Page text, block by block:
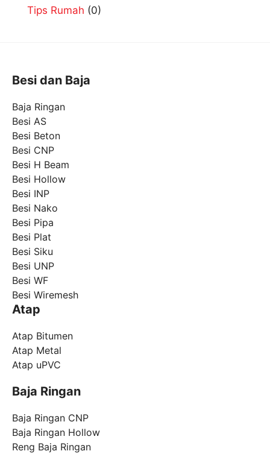
Tips Rumah (0)
Besi dan Baja
Baja Ringan
Besi AS
Besi Beton
Besi CNP
Besi H Beam
Besi Hollow
Besi INP
Besi Nako
Besi Pipa
Besi Plat
Besi Siku
Besi UNP
Besi WF
Besi Wiremesh
Atap
Atap Bitumen
Atap Metal
Atap uPVC
Baja Ringan
Baja Ringan CNP
Baja Ringan Hollow
Reng Baja Ringan